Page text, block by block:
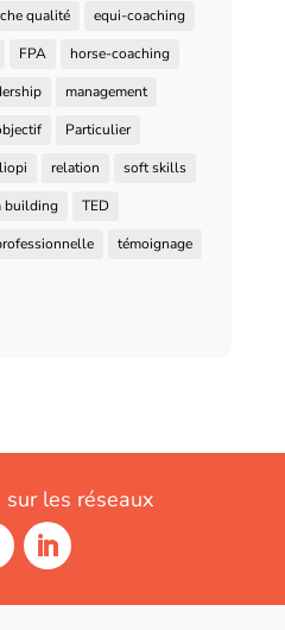
qualité
equi-coaching
FPA
horse-coaching
management
Particulier
relation
soft skills
building
TED
témoignage
sur les réseaux